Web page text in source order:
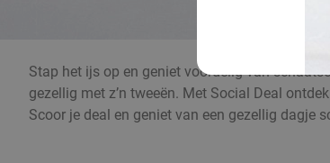
Stap het ijs op en geniet voordelig van
gezellig met z’n tweeën. Met Social Deal
Scoor je deal en geniet van een gezellig dagje